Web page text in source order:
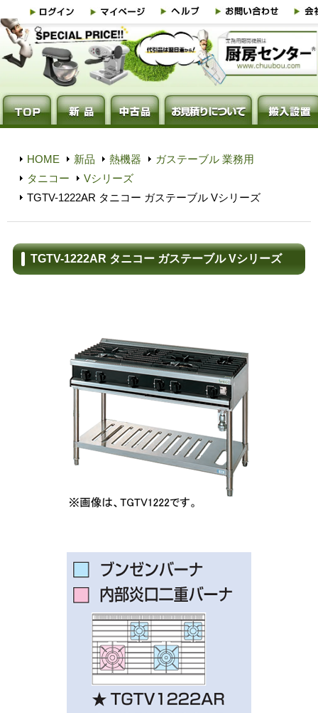
HOME 新品 熱機器
ガステーブル 業務用
タニコー
Vシリーズ
TGTV-1222AR タニコー ガステーブル Vシリーズ
TGTV-1222AR タニコー ガステーブル Vシリーズ